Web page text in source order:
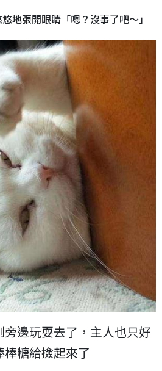
地張開眼睛「嗯？沒事了吧～」
邊玩耍去了，主人也只好
糖給撿起來了